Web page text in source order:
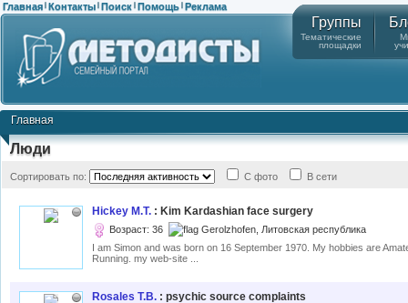
Главная | Контакты | Поиск | Помощь | Реклама
Группы
Тематические
площадки
Главная
Люди
Сортировать по: С фото В сети
Hickey M.T. : Kim Kardashian face surgery
Возраст: 36
Gerolzhofen, Литовская республика
I am Simon and was born on 16 September 1970. My hobbies are
Running. my web-site ...
Rosales T.B. : psychic source complaints